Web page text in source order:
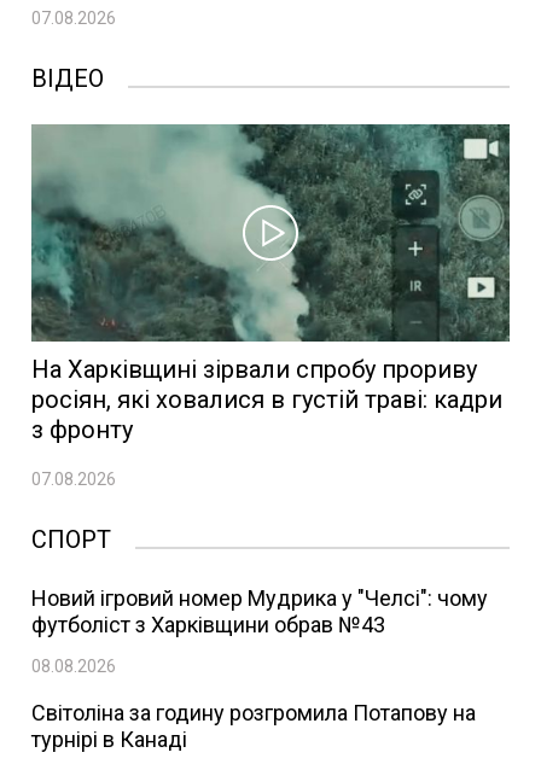
07.08.2026
ВІДЕО
На Харківщині зірвали спробу прориву
росіян, які ховалися в густій траві: кадри
з фронту
07.08.2026
СПОРТ
Новий ігровий номер Мудрика у "Челсі": чому
футболіст з Харківщини обрав №43
08.08.2026
Світоліна за годину розгромила Потапову на
турнірі в Канаді